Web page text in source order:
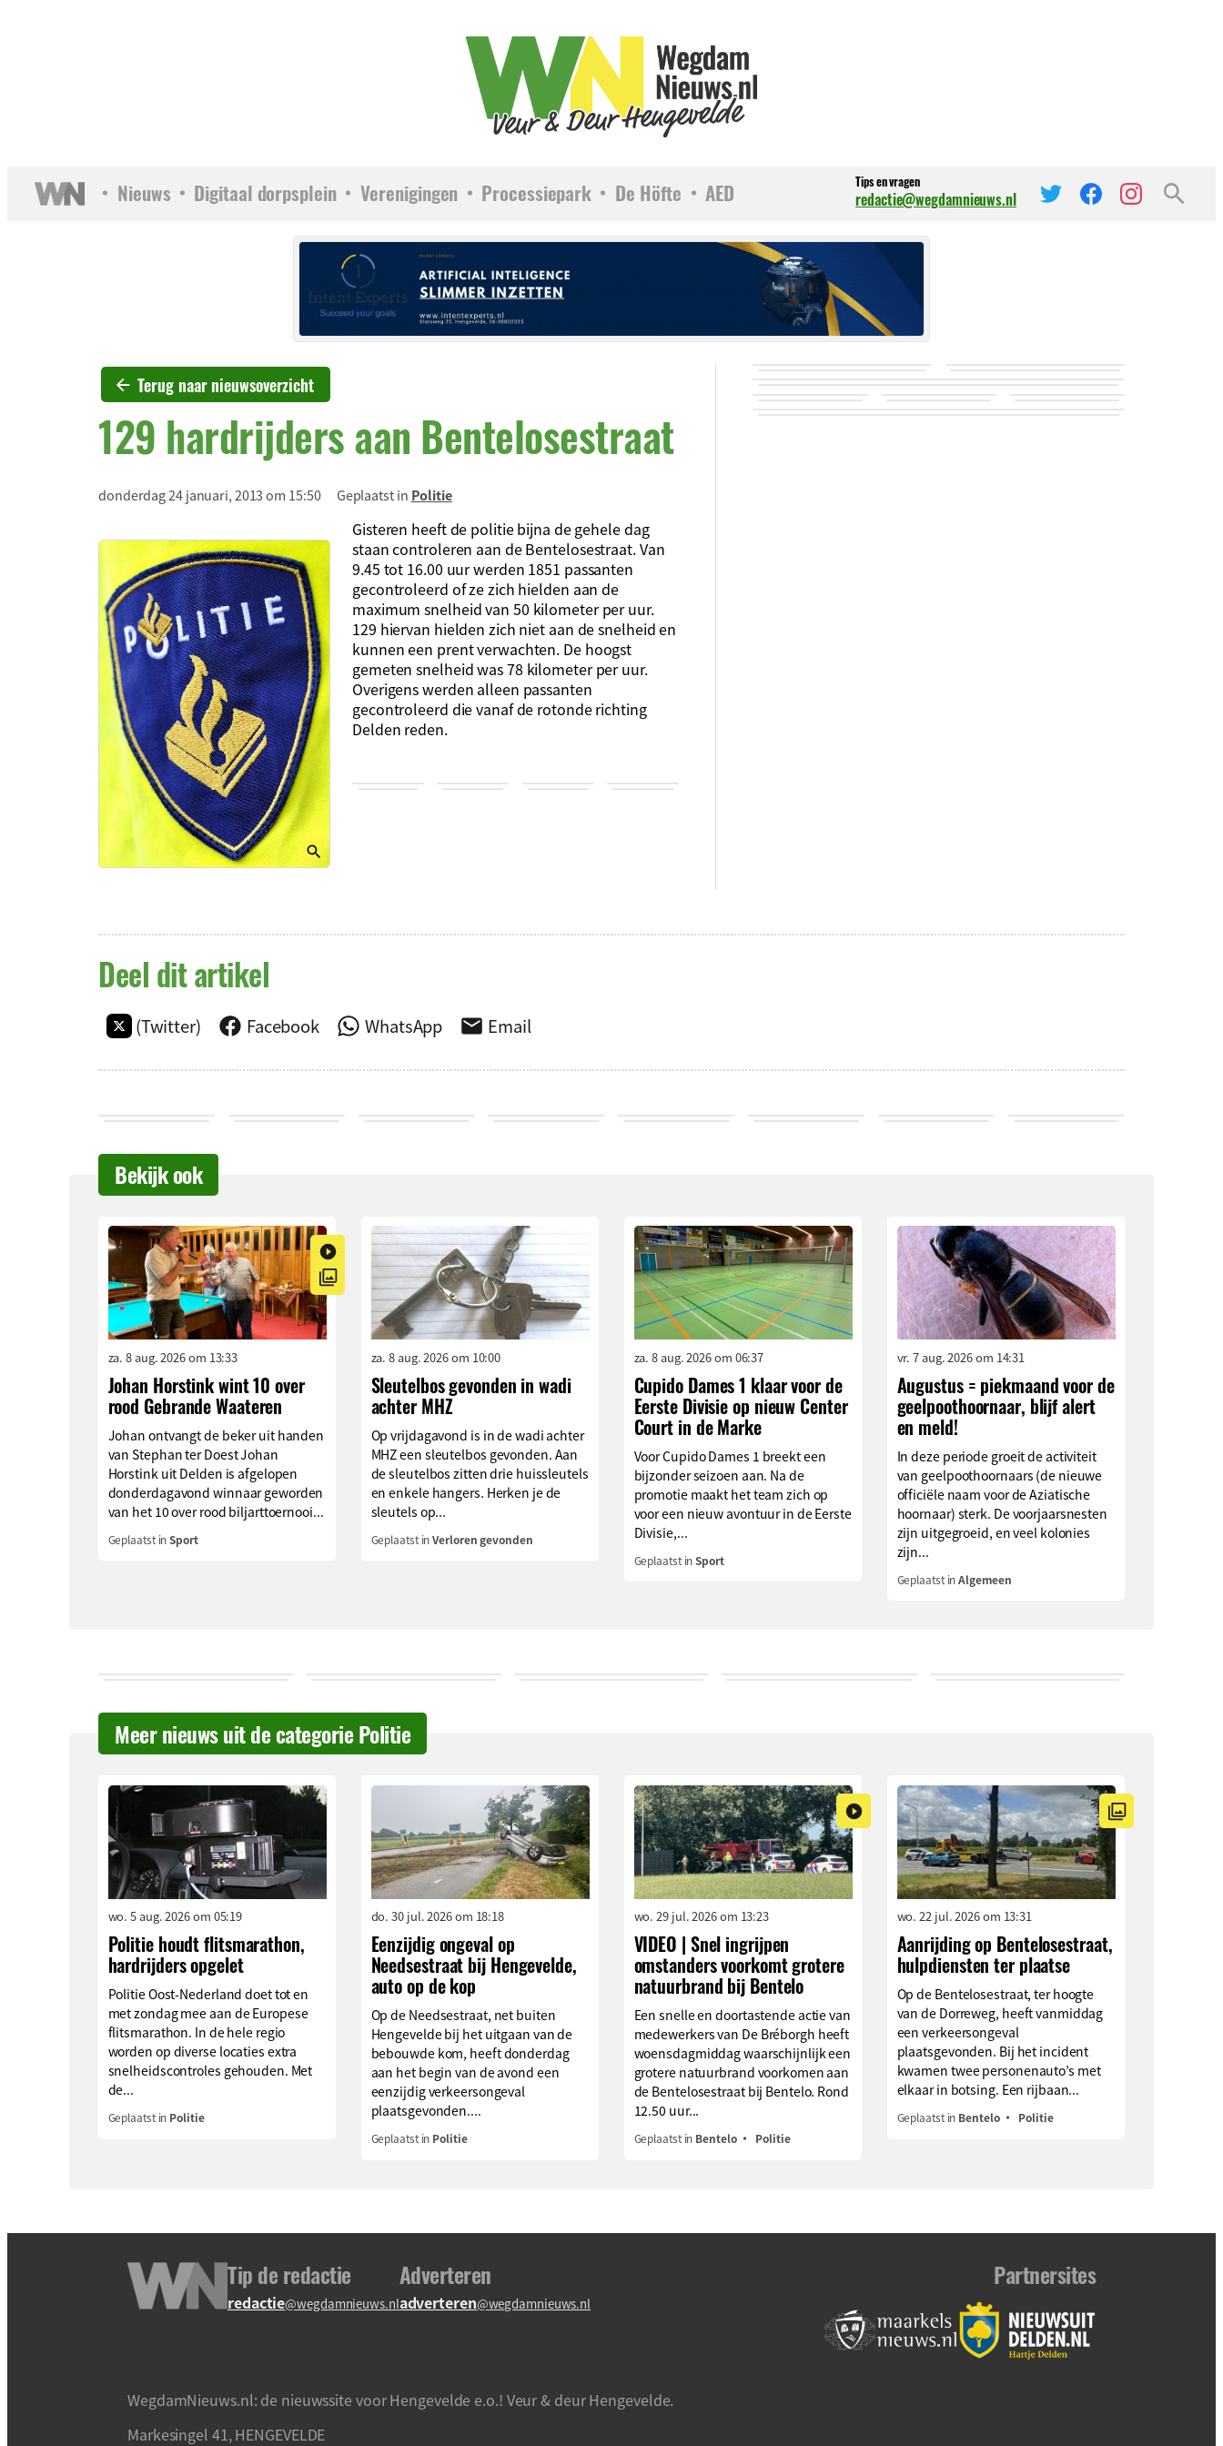
Nieuws Digitaal dorpsplein Verenigingen Processiepark De Höfte AED Tips en vragen
redactie@wegdamnieuws.nl
Terug naar nieuwsoverzicht
129 hardrijders aan Bentelosestraat
donderdag 24 januari, 2013 om 15:50 Geplaatst in Politie
Gisteren heeft de politie bijna de gehele dag
staan controleren aan de Bentelosestraat. Van
9.45 tot 16.00 uur werden 1851 passanten
gecontroleerd of ze zich hielden aan de
maximum snelheid van 50 kilometer per uur.
129 hiervan hielden zich niet aan de snelheid en
kunnen een prent verwachten. De hoogst
gemeten snelheid was 78 kilometer per uur.
Overigens werden alleen passanten
gecontroleerd die vanaf de rotonde richting
Delden reden.
Deel dit artikel
(Twitter) Facebook WhatsApp Email
Bekijk ook
za. 8 aug. 2026 om 13:33
Johan Horstink wint 10 over
rood Gebrande Waateren
Johan ontvangt de beker uit handen
van Stephan ter Doest Johan
Horstink uit Delden is afgelopen
donderdagavond winnaar geworden
van het 10 over rood biljarttoernooi...
Geplaatst inSport
za. 8 aug. 2026 om 10:00
Sleutelbos gevonden in wadi
achter MHZ
Op vrijdagavond is in de wadi achter
MHZ een sleutelbos gevonden. Aan
de sleutelbos zitten drie huissleutels
en enkele hangers. Herken je de
sleutels op...
Geplaatst inVerloren gevonden
za. 8 aug. 2026 om 06:37
Cupido Dames 1 klaar voor de
Eerste Divisie op nieuw Center
Court in de Marke
Voor Cupido Dames 1 breekt een
bijzonder seizoen aan. Na de
promotie maakt het team zich op
voor een nieuw avontuur in de Eerste
Divisie,...
Geplaatst inSport
vr. 7 aug. 2026 om 14:31
Augustus = piekmaand voor de
geelpoothoornaar, blijf alert
en meld!
In deze periode groeit de activiteit
van geelpoothoornaars (de nieuwe
officiële naam voor de Aziatische
hoornaar) sterk. De voorjaarsnesten
zijn uitgegroeid, en veel kolonies
zijn...
Geplaatst inAlgemeen
Meer nieuws uit de categorie Politie
wo. 5 aug. 2026 om 05:19
Politie houdt flitsmarathon,
hardrijders opgelet
Politie Oost-Nederland doet tot en
met zondag mee aan de Europese
flitsmarathon. In de hele regio
worden op diverse locaties extra
snelheidscontroles gehouden. Met
de...
Geplaatst in Politie
do. 30 jul. 2026 om 18:18
Eenzijdig ongeval op
Needsestraat bij Hengevelde,
auto op de kop
Op de Needsestraat, net buiten
Hengevelde bij het uitgaan van de
bebouwde kom, heeft donderdag
aan het begin van de avond een
eenzijdig verkeersongeval
plaatsgevonden....
Geplaatst in Politie
wo. 29 jul. 2026 om 13:23
VIDEO | Snel ingrijpen
omstanders voorkomt grotere
natuurbrand bij Bentelo
Een snelle en doortastende actie van
medewerkers van De Bréborgh heeft
woensdagmiddag waarschijnlijk een
grotere natuurbrand voorkomen aan
de Bentelosestraat bij Bentelo. Rond
12.50 uur...
Geplaatst in Bentelo Politie
wo. 22 jul. 2026 om 13:31
Aanrijding op Bentelosestraat,
hulpdiensten ter plaatse
Op de Bentelosestraat, ter hoogte
van de Dorreweg, heeft vanmiddag
een verkeersongeval
plaatsgevonden. Bij het incident
kwamen twee personenauto’s met
elkaar in botsing. Een rijbaan...
Geplaatst in Bentelo Politie
Tip de redactie
redactie@wegdamnieuws.nl
Adverteren
adverteren@wegdamnieuws.nl
Partnersites
WegdamNieuws.nl: de nieuwssite voor Hengevelde e.o.! Veur & deur Hengevelde.
Markesingel 41, HENGEVELDE